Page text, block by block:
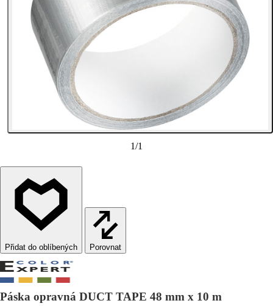
1/1
Porovnat
Páska opravná DUCT TAPE 48 mm x 10 m